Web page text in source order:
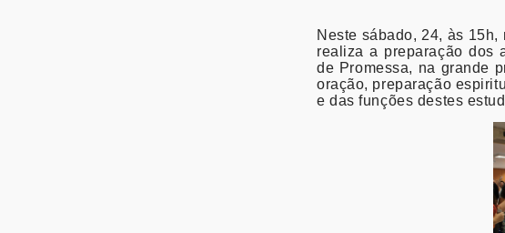
Neste sábado, 24, às
realiza a preparação dos
de Promessa, na grande
oração, preparação
e das funções destes